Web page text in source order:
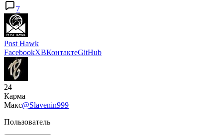
7
Post Hawk
FacebookXВКонтактеGitHub
24
Карма
Макс@Slavenin999
Пользователь